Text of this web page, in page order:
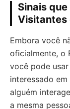
Sinais
Visitantes
Embora você
oficialmente, o
você pode
interessado
alguém
a mesma